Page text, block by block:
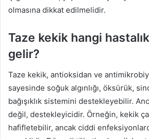
olmasına dikkat edilmelidir.
Taze kekik hangi
gelir?
Taze kekik, antioksidan ve
sayesinde soğuk algınlığı, öksürük,
bağışıklık sistemini destekleyebilir.
değil, destekleyicidir. Örneğin, kekik
hafifletebilir, ancak ciddi